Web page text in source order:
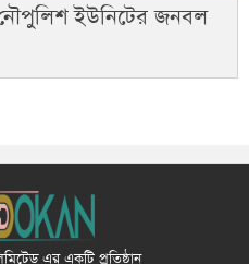
ইউনিটের জনবল
এর একটি প্রতিষ্ঠান